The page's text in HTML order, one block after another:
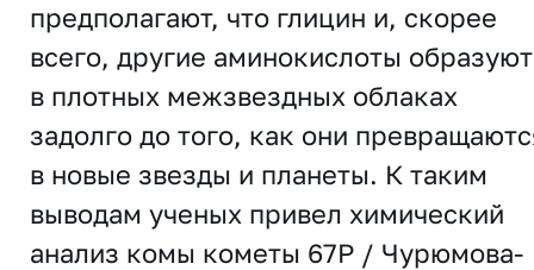
предполагают, что глицин и, скорее
всего, другие аминокислоты
в плотных межзвездных облаках
задолго до того, как они
в новые звезды и планеты. К таким
выводам ученых привел химический
анализ комы кометы 67P / Чурюмова-